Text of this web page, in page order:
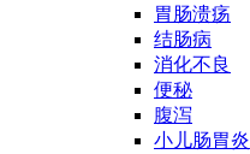
胃肠溃疡
结肠病
消化不良
便秘
腹泻
小儿肠胃炎